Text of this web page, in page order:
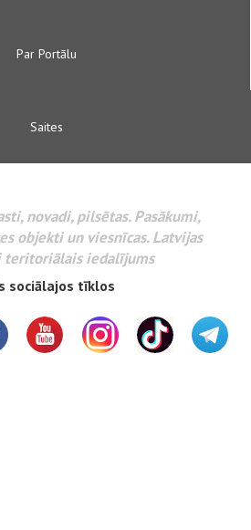
Par Portālu
Saites
novadi, pilsētas. Pasākumi,
objekti un viesnīcas. Latvijas
iedalījums
sociālajos tīklos